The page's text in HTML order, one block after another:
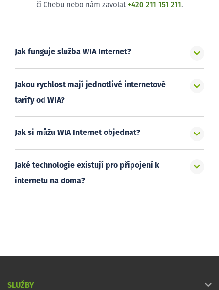
či Chebu nebo nám zavolat +420 211 151 211 .
Jak funguje služba WIA Internet?
Jakou rychlost mají jednotlivé internetové
tarify od WIA?
Jak si můžu WIA Internet objednat?
Jaké technologie existují pro připojení k
internetu na doma?
SLUŽBY